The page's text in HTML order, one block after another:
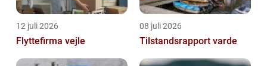
12 juli 2026
Flyttefirma vejle
08 juli 2026
Tilstandsrapport varde